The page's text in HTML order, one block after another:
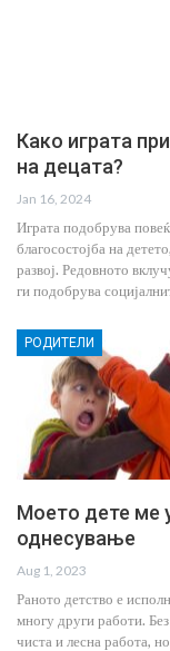
Како играта
на децата?
Jan 16, 2024
Играта подобрува
благосостојба на
развој. Редовното
ги подобрува
РОДИТЕЛИ
Моето дете ме
однесување
Aug 1, 2023
Раното детство е
многу други работи.
чиста и лесна работа,